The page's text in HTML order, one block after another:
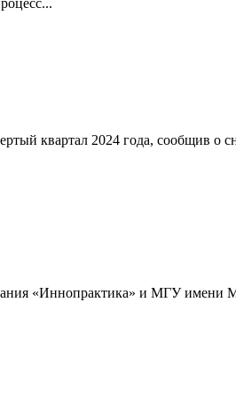
квартал 2024 года, сообщив о
«Иннопрактика» и МГУ имени